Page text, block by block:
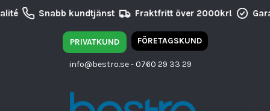
Snabb kundtjänst Fraktfritt över 2000kr!
PRIVATKUND FÖRETAGSKUND
info@bestro.se- 0760 29 33 29